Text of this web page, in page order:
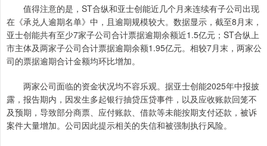
值得注意的是，ST合纵和亚士创能近几个月来连续有子公司出现
在《承兑人逾期名单》中，且逾期规模较大。数据显示，截至8月末，
亚士创能共有至少7家子公司合计票据逾期余额近1.5亿元；ST合纵上
市主体及两家子公司合计票据逾期余额1.95亿元。相较7月末，两家公
司的票据逾期合计金额均环比增加。
两家公司面临的资金状况均不容乐观。据亚士创能2025年中报披
露，报告期内，因发生多起银行抽贷压贷事件，以及应收账款回笼不
及预期，导致部分商票、应付账款、借款等未能按期支付还款，被诉
案件大量增加。公司因此提示相关的失信和被强制执行风险。